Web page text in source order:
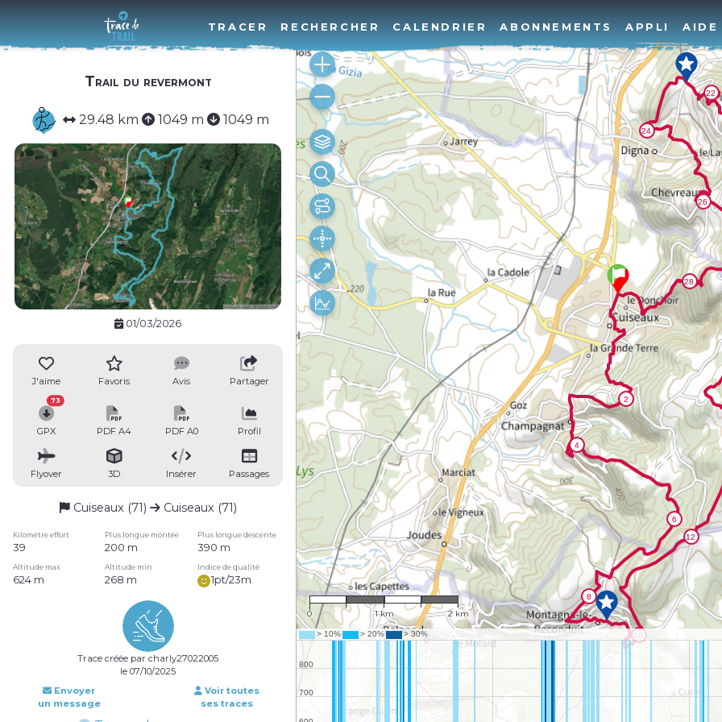
TRACER RECHERCHER CALENDRIER ABONNEMENTS APPLI AIDE
Trail du revermont
29.48 km 1049 m 1049 m
01/03/2026
J'aime Favoris Avis Partager
GPX
73
PDF A4 PDF A0 Profil
Flyover 3D Insérer Passages
Cuiseaux (71) Cuiseaux (71)
Kilomètre effort Plus longue montée Plus longue descente
39 200 m 390 m
Altitude max Altitude min Indice de qualité
624 m 268 m 1pt/23m
Trace créée par charly27022005
le 07/10/2025
Envoyer
un message
Voir toutes
ses traces
1 : 38,692
0 1 km 2 km